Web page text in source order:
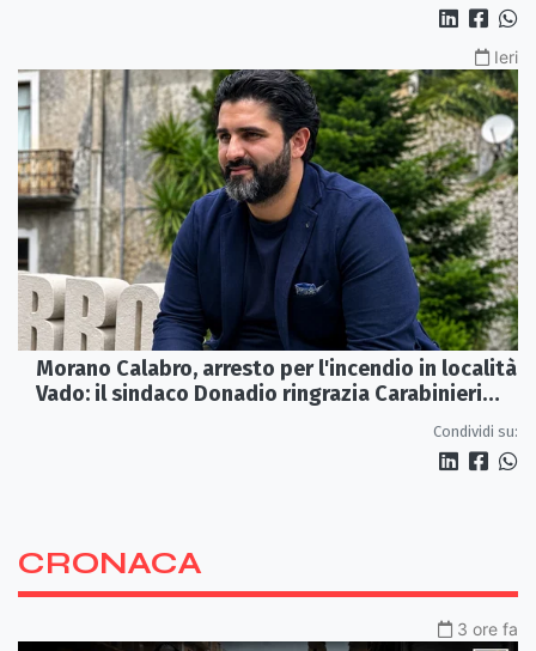
Ieri
Morano Calabro, arresto per l'incendio in località
Vado: il sindaco Donadio ringrazia Carabinieri
Condividi su:
CRONACA
3 ore fa